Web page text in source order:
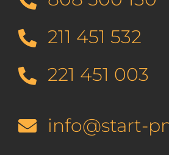
211 451 532
221 451 003
info@start-